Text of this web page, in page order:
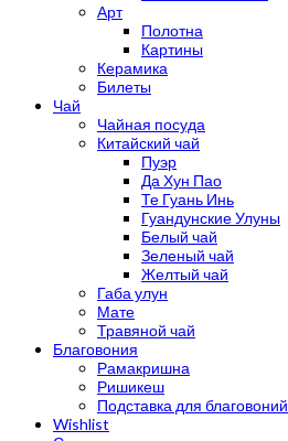
Арт
Полотна
Картины
Керамика
Билеты
Чай
Чайная посуда
Китайский чай
Пуэр
Да Хун Пао
Те Гуань Инь
Гуандунские Улуны
Белый чай
Зеленый чай
Желтый чай
Габа улун
Мате
Травяной чай
Благовония
Рамакришна
Ришикеш
Подставка для благовоний
Wishlist